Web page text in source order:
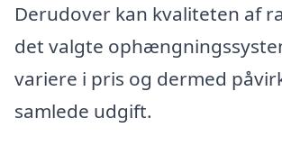
Derudover kan kvaliteten af
det valgte
variere i pris og dermed
samlede udgift.